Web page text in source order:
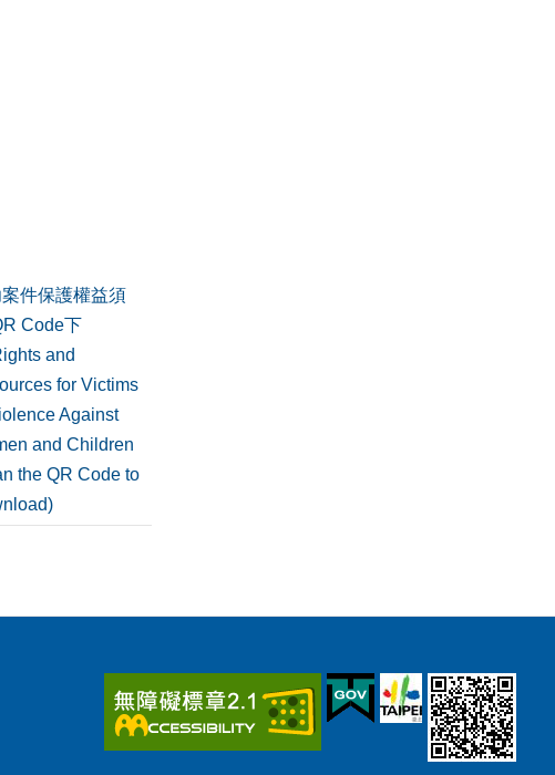
件保護權益須
Code下
and
for Victims
Against
and Children
the QR Code to